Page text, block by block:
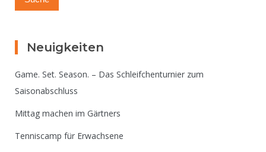
Neuigkeiten
Game. Set. Season. – Das Schleifchenturnier zum
Saisonabschluss
Mittag machen im Gärtners
Tenniscamp für Erwachsene